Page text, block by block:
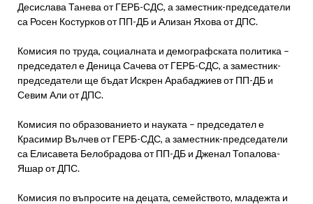
Десислава Танева от ГЕРБ-СДС, а заместник-председатели
са Росен Костурков от ПП-ДБ и Ализан Яхова от ДПС.
Комисия по труда, социалната и демографската политика –
председател е Деница Сачева от ГЕРБ-СДС, а заместник-
председатели ще бъдат Искрен Арабаджиев от ПП-ДБ и
Севим Али от ДПС.
Комисия по образованието и науката – председател е
Красимир Вълчев от ГЕРБ-СДС, а заместник-председатели
са Елисавета Белобрадова от ПП-ДБ и Дженал Топалова-
Яшар от ДПС.
Комисия по въпросите на децата, семейството, младежта и